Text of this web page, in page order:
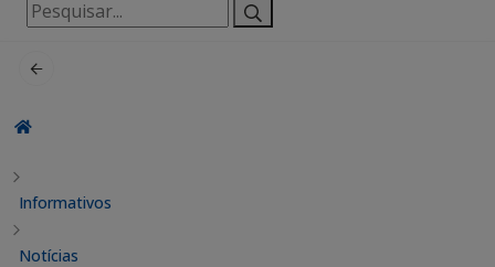
Pesquisar
por:
Informativos
Notícias